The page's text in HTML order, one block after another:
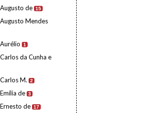
de 15
Mendes
1
da Cunha e
M. 2
de 3
de 17